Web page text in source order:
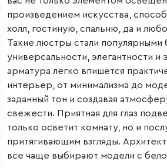
произведением искусства,
холл, гостиную, спальню, да и
Такие люстры стали популярными
универсальности, элегантности и
арматура легко впишется
интерьер, от минимализма до
заданный тон и создавая
свежести. Приятная для глаз
только осветит комнату, но и
притягивающим взгляды.
все чаще выбирают модели с